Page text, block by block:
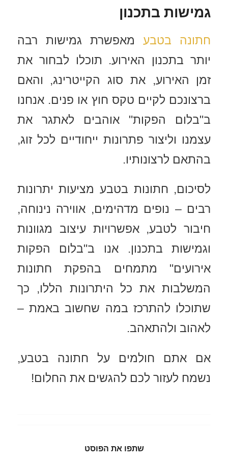
גמישות בתכנון
חתונה בטבע מאפשרת גמישות רבה
יותר בתכנון האירוע. תוכלו לבחור את
זמן האירוע, את סוג הקייטרינג, והאם
ברצונכם לקיים טקס חוץ או פנים. אנחנו
ב"בלום הפקות" אוהבים לאתגר את
עצמנו וליצור פתרונות ייחודיים לכל זוג,
בהתאם לרצונותיו.
לסיכום, חתונות בטבע מציעות יתרונות
רבים – נופים מדהימים, אווירה נינוחה,
חיבור לטבע, אפשרויות עיצוב מגוונות
וגמישות בתכנון. אנו ב"בלום הפקות
אירועים" מתמחים בהפקת חתונות
המשלבות את כל היתרונות הללו, כך
שתוכלו להתרכז במה שחשוב באמת –
לאהוב ולהתאהב.
אם אתם חולמים על חתונה בטבע,
נשמח לעזור לכם להגשים את החלום!
שתפו את הפוסט